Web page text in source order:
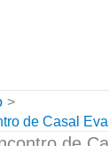
de Casal